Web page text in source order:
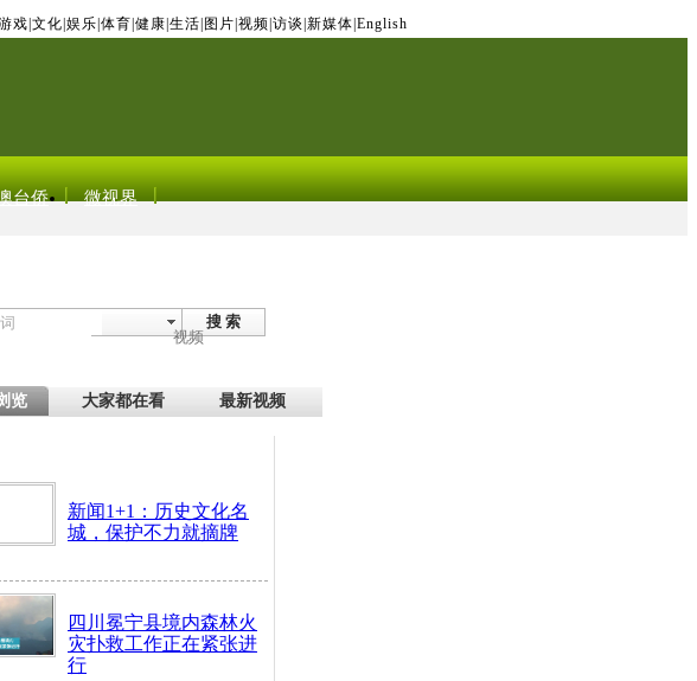
戏 文化 娱乐 体育 健康 生活 图片 视频 访谈 新媒体 English
台侨 微视界
搜 索
视频
览 大家都在看 最新视频
新闻1+1：历史文化名
城，保护不力就摘牌
四川冕宁县境内森林火
灾扑救工作正在紧张进
行